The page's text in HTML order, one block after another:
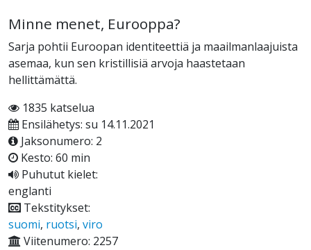
Minne menet, Eurooppa?
Sarja pohtii Euroopan identiteettiä ja maailmanlaajuista
asemaa, kun sen kristillisiä arvoja haastetaan
hellittämättä.
1835 katselua
Ensilähetys: su 14.11.2021
Jaksonumero: 2
Kesto: 60 min
Puhutut kielet:
englanti
Tekstitykset:
suomi, ruotsi, viro
Viitenumero: 2257